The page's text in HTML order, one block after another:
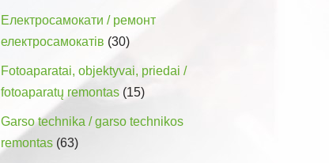
Електросамокати / ремонт
електросамокатів (30)
Fotoaparatai, objektyvai, priedai /
fotoaparatų remontas (15)
Garso technika / garso technikos
remontas (63)